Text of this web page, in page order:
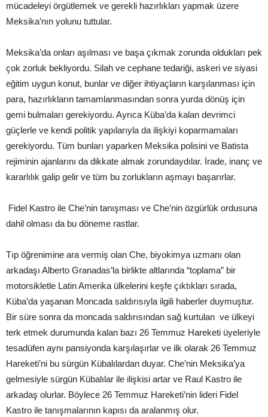
mücadeleyi örgütlemek ve gerekli hazırlıkları yapmak üzere
Meksika’nın yolunu tuttular.
Meksika’da onları aşılması ve başa çıkmak zorunda oldukları pek
çok zorluk bekliyordu. Silah ve cephane tedariği, askeri ve siyasi
eğitim uygun konut, bunlar ve diğer ihtiyaçların karşılanması için
para, hazırlıkların tamamlanmasından sonra yurda dönüş için
gemi bulmaları gerekiyordu. Ayrıca Küba’da kalan devrimci
güçlerle ve kendi politik yapılarıyla da ilişkiyi koparmamaları
gerekiyordu. Tüm bunları yaparken Meksika polisini ve Batista
rejiminin ajanlarını da dikkate almak zorundaydılar. İrade, inanç ve
kararlılık galip gelir ve tüm bu zorlukların aşmayı başarırlar.
Fidel Kastro ile Che’nin tanışması ve Che’nin özgürlük ordusuna
dahil olması da bu döneme rastlar.
Tıp öğrenimine ara vermiş olan Che, biyokimya uzmanı olan
arkadaşı Alberto Granadas’la birlikte altlarında “toplama” bir
motorsikletle Latin Amerika ülkelerini keşfe çıktıkları sırada,
Küba’da yaşanan Moncada saldırısıyla ilgili haberler duymuştur.
Bir süre sonra da moncada saldırısından sağ kurtulan ve ülkeyi
terk etmek durumunda kalan bazı 26 Temmuz Hareketi üyeleriyle
tesadüfen aynı pansiyonda karşılaşırlar ve ilk olarak 26 Temmuz
Hareketi’ni bu sürgün Kübalılardan duyar. Che’nin Meksika’ya
gelmesiyle sürgün Kübalılar ile ilişkisi artar ve Raul Kastro ile
arkadaş olurlar. Böylece 26 Temmuz Hareketi’nin lideri Fidel
Kastro ile tanışmalarının kapısı da aralanmış olur.